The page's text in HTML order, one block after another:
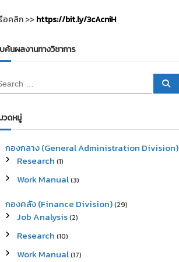
อคลิก >>https://bit.ly/3cAcniH
ค้นผลงานทางวิชาการ
S
วดหมู่
กองกลาง (General Administration Division)
Research (1)
Work Manual(3)
กองคลัง (Finance Division)(29)
Job Analysis(2)
Research (10)
Work Manual(17)